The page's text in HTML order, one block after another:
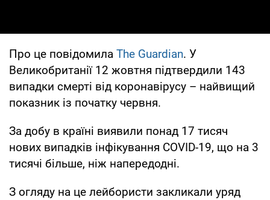
Про це повідомила The Guardian. У
Великобританії 12 жовтня підтвердили 143
випадки смерті від коронавірусу – найвищий
показник із початку червня.
За добу в країні виявили понад 17 тисяч
нових випадків інфікування COVID-19, що на 3
тисячі більше, ніж напередодні.
З огляду на це лейбористи закликали уряд